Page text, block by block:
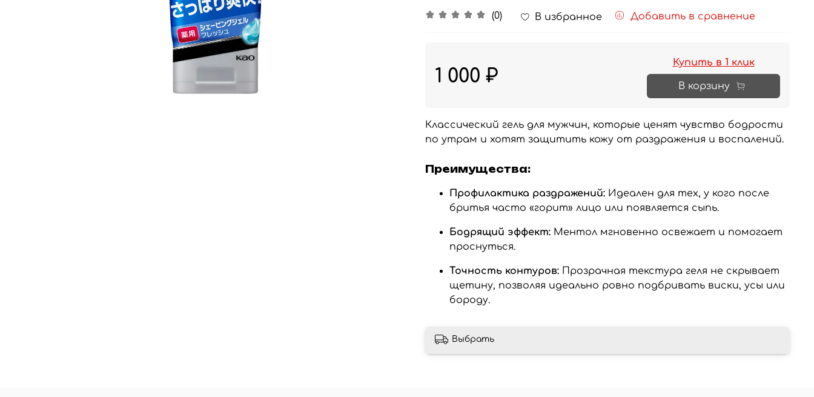
(0) В избранное Добавить в сравнение
1 000 ₽
Купить в 1 клик
В корзину
Классический гель для мужчин, которые ценят чувство бодрости
по утрам и хотят защитить кожу от раздражения и воспалений.
Преимущества:
Профилактика раздражений: Идеален для тех, у кого после
бритья часто «горит» лицо или появляется сыпь.
Бодрящий эффект: Ментол мгновенно освежает и помогает
проснуться.
Точность контуров: Прозрачная текстура геля не скрывает
щетину, позволяя идеально ровно подбривать виски, усы или
бороду.
Выбрать